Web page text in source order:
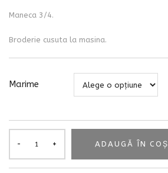
Maneca 3/4.
Broderie cusuta la masina.
Marime
ADAUGĂ ÎN COȘ